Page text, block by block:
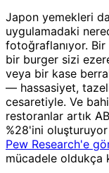
Japon yemekleri
uygulamadaki
fotoğraflanıyor.
bir burger sizi
veya bir kase
— hassasiyet,
cesaretiyle. Ve
restoranlar artık
%28'ini
Pew Research'e
mücadele oldukça